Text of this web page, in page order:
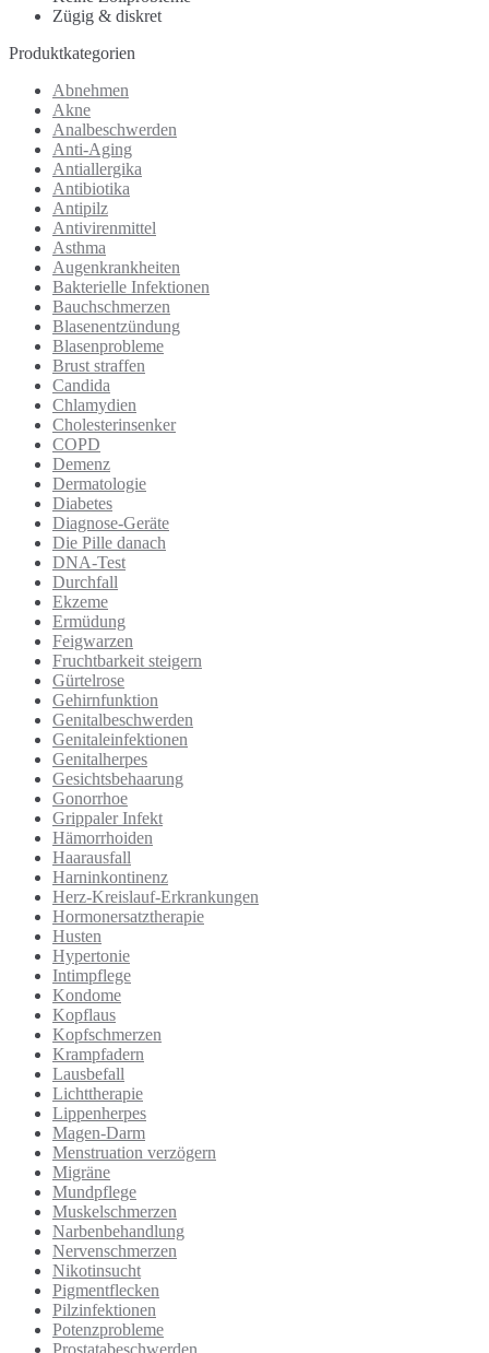
Zügig & diskret
Produktkategorien
Abnehmen
Akne
Analbeschwerden
Anti-Aging
Antiallergika
Antibiotika
Antipilz
Antivirenmittel
Asthma
Augenkrankheiten
Bakterielle Infektionen
Bauchschmerzen
Blasenentzündung
Blasenprobleme
Brust straffen
Candida
Chlamydien
Cholesterinsenker
COPD
Demenz
Dermatologie
Diabetes
Diagnose-Geräte
Die Pille danach
DNA-Test
Durchfall
Ekzeme
Ermüdung
Feigwarzen
Fruchtbarkeit steigern
Gürtelrose
Gehirnfunktion
Genitalbeschwerden
Genitaleinfektionen
Genitalherpes
Gesichtsbehaarung
Gonorrhoe
Grippaler Infekt
Hämorrhoiden
Haarausfall
Harninkontinenz
Herz-Kreislauf-Erkrankungen
Hormonersatztherapie
Husten
Hypertonie
Intimpflege
Kondome
Kopflaus
Kopfschmerzen
Krampfadern
Lausbefall
Lichttherapie
Lippenherpes
Magen-Darm
Menstruation verzögern
Migräne
Mundpflege
Muskelschmerzen
Narbenbehandlung
Nervenschmerzen
Nikotinsucht
Pigmentflecken
Pilzinfektionen
Potenzprobleme
Prostatabeschwerden